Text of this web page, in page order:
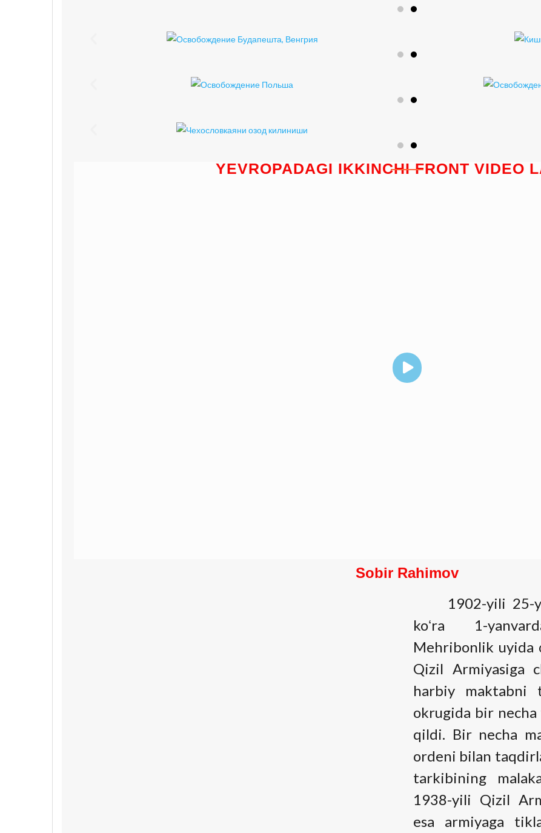
YEVROPADAGI IKKINCHI FRONT VIDEO
Sobir Rahimov
1902-yili 25-
koʻra 1-
Mehribonlik uyida
Qizil Armiyasiga
harbiy maktabni
okrugida bir necha
qildi. Bir necha
ordeni bilan
tarkibining
1938-yili Qizil
esa armiyaga